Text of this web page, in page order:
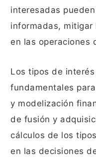
interesadas
informadas,
en las operaciones
Los tipos de
fundamentales
y modelización
de fusión y
cálculos de los
en las decisiones